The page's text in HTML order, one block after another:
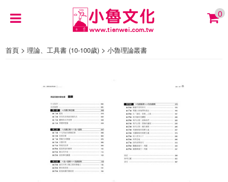
0
首頁 >理論、工具書 (10-100歲) >小魯理論叢書